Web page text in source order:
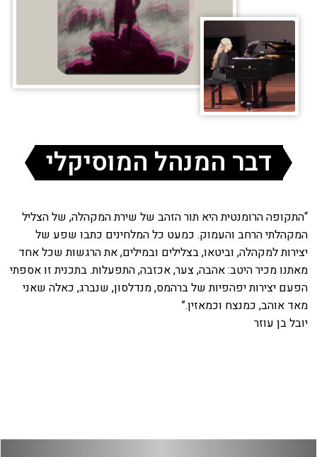
דבר המנהל המוסיקלי
“התקופה הרומנטית היא תור הזהב של שירת המקהלה, של הצליל
המקהלתי הרחב והעמוק. כמעט כל המלחינים כתבו שפע של
יצירות למקהלה, וביטאו, בצלילים ובמילים, את הרגשות שכל אחד
מאתנו מכיר היטב: אהבה, צער, אכזבה, התפעלות. בתכנית זו אספתי
הפעם יצירות יפהפיות של ברהמס, מנדלסון, שנברג, כאלה שאני
מאד אוהב, כמנצח וכמאזין.”
יובל בן עוזר